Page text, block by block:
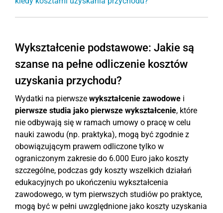
Wykształcenie podstawowe: Jakie są
szanse na pełne odliczenie kosztów
uzyskania przychodu?
Wydatki na pierwsze wykształcenie zawodowe i
pierwsze studia jako pierwsze wykształcenie, które
nie odbywają się w ramach umowy o pracę w celu
nauki zawodu (np. praktyka), mogą być zgodnie z
obowiązującym prawem odliczone tylko w
ograniczonym zakresie do 6.000 Euro jako koszty
szczególne, podczas gdy koszty wszelkich działań
edukacyjnych po ukończeniu wykształcenia
zawodowego, w tym pierwszych studiów po praktyce,
mogą być w pełni uwzględnione jako koszty uzyskania